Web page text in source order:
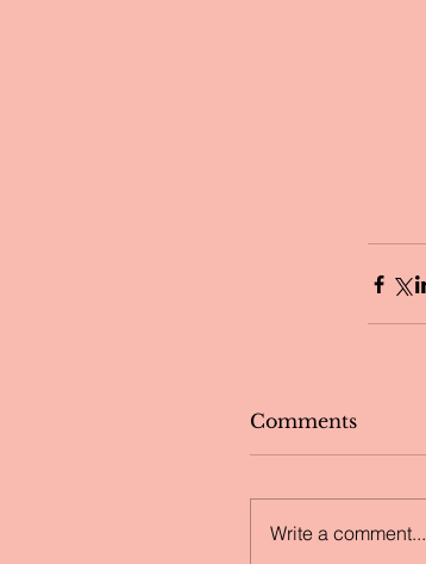
Comments
Write a comment...